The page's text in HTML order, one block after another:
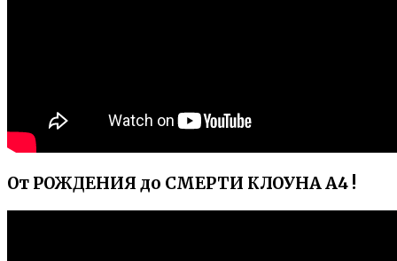
От РОЖДЕНИЯ до СМЕРТИ КЛОУНА А4 !